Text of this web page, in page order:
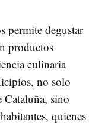
permite degustar
productos
culinaria
no solo
Cataluña, sino
quienes